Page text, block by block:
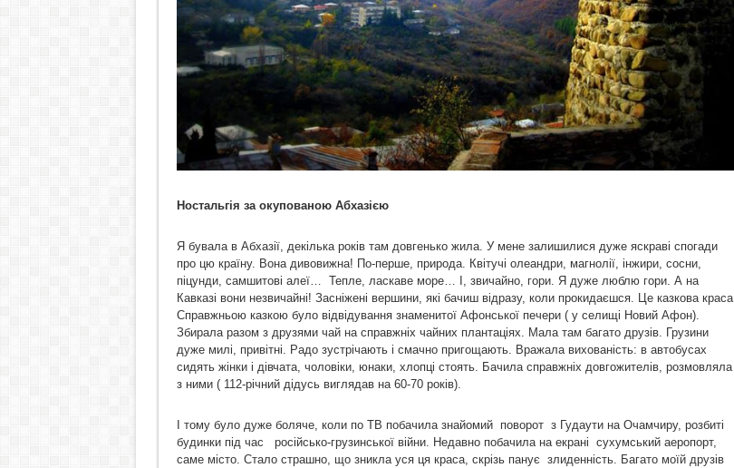
Ностальгія за окупованою Абхазією
Я бувала в Абхазії, декілька років там довгенько жила. У мене залишилися дуже яскраві спогади
про цю країну. Вона дивовижна! По-перше, природа. Квітучі олеандри, магнолії, інжири, сосни,
піцунди, самшитові алеї… Тепле, ласкаве море… І, звичайно, гори. Я дуже люблю гори. А на
Кавказі вони незвичайні! Засніжені вершини, які бачиш відразу, коли прокидаєшся. Це казкова краса.
Справжньою казкою було відвідування знаменитої Афонської печери ( у селищі Новий Афон).
Збирала разом з друзями чай на справжніх чайних плантаціях. Мала там багато друзів. Грузини
дуже милі, привітні. Радо зустрічають і смачно пригощають. Вражала вихованість: в автобусах
сидять жінки і дівчата, чоловіки, юнаки, хлопці стоять. Бачила справжніх довгожителів, розмовляла
з ними ( 112-річний дідусь виглядав на 60-70 років).
І тому було дуже боляче, коли по ТВ побачила знайомий поворот з Гудаути на Очамчиру, розбиті
будинки під час російсько-грузинської війни. Недавно побачила на екрані сухумський аеропорт,
саме місто. Стало страшно, що зникла уся ця краса, скрізь панує злиденність. Багато моїй друзів